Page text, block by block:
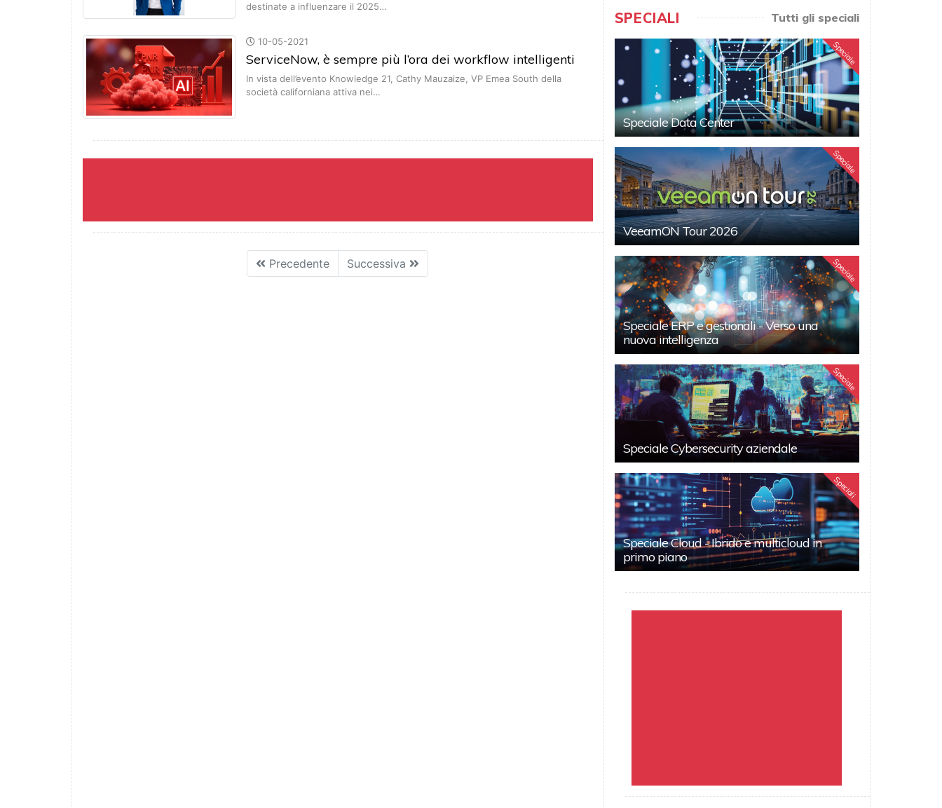
destinate a influenzare il 2025…
10-05-2021
ServiceNow, è sempre più l’ora dei workflow intelligenti
In vista dell’evento Knowledge 21, Cathy Mauzaize, VP Emea South della
società californiana attiva nei…
Precedente Successiva
SPECIALI Tutti gli speciali
Speciale
Speciale Data Center
Speciale
VeeamON Tour 2026
Speciale
Speciale ERP e gestionali - Verso una
nuova intelligenza
Speciale
Speciale Cybersecurity aziendale
Speciali
Speciale Cloud - Ibrido e multicloud in
primo piano